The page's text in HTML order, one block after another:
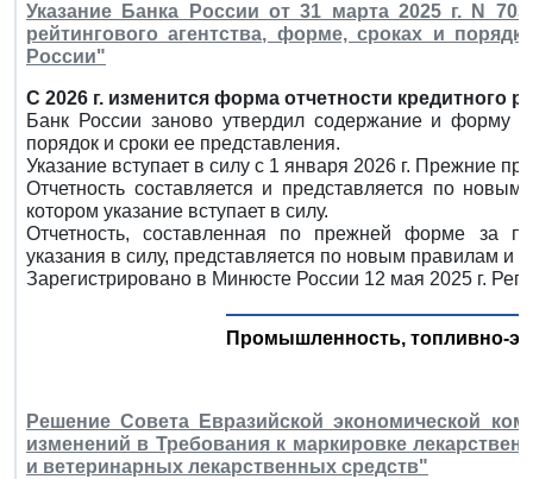
Указание Банка России от 31 марта 2025 г. N
рейтингового агентства, форме, сроках и
России"
С 2026 г. изменится форма отчетности кредитного
Банк России заново утвердил содержание и форму
порядок и сроки ее представления.
Указание вступает в силу с 1 января 2026 г. Прежние
Отчетность составляется и представляется по
котором указание вступает в силу.
Отчетность, составленная по прежней форме за
указания в силу, представляется по новым правилам и
Зарегистрировано в Минюсте России 12 мая 2025 г.
Промышленность, топливно-
Решение Совета Евразийской экономической
изменений в Требования к маркировке
и ветеринарных лекарственных средств"